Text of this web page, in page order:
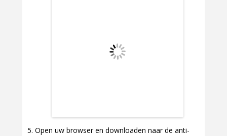
Open uw browser en downloaden naar de anti-